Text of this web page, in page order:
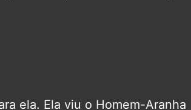
ela. Ela viu o Homem-Aranha